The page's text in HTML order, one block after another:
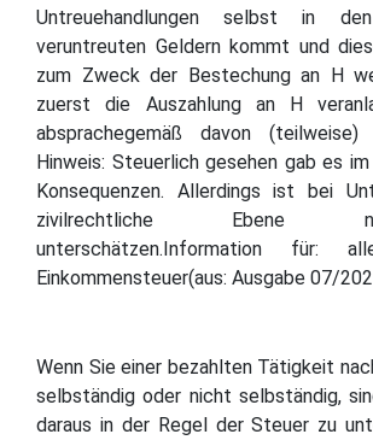
Untreuehandlungen selbst in
veruntreuten Geldern kommt und
zum Zweck der Bestechung an H
zuerst die Auszahlung an H
absprachegemäß davon
Hinweis: Steuerlich gesehen gab es
Konsequenzen. Allerdings ist bei
zivilrechtliche
unterschätzen.Information für:
Einkommensteuer(aus: Ausgabe 07/
Wenn Sie einer bezahlten Tätigkeit
selbständig oder nicht selbständig,
daraus in der Regel der Steuer zu